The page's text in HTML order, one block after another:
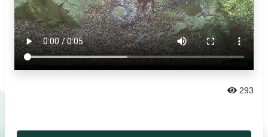
臺灣黑熊
黃喉貂
回首頁
高雄市政府
高雄市文化局
293